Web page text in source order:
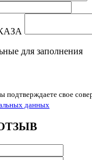
для заполнения
подтверждаете свое
данных